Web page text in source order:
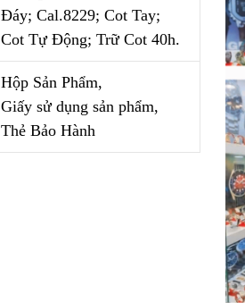
Đáy; Cal.8229; Cot Tay;
Cot Tự Động; Trữ Cot 40h.
Hộp Sản Phẩm,
Giấy sử dụng sản phẩm,
Thẻ Bảo Hành